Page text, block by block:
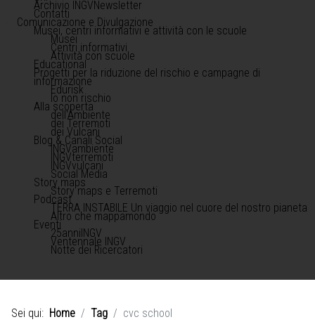
Archivio INGVNewsletter
Contatti
Comunicazione e Divulgazione
Musei, centri informativi e attività con le scuole
Musei
Centri informativi
Attività con scuole
Educational
Progetti per la riduzione del rischio e campagne di
informazione
Edurisk
Io non rischio
Alla scoperta
dell'Ambiente
dei Terremoti
dei Vulcani
Blog & Canali Social
INGVambiente
INGVterremoti
INGVvulcani
Social Media
Story maps
Story maps e Terremoti
Podcast
TERRA INSTABILE Un viaggio nel cuore del nostro pianeta
Altro che mappamondo
Eventi
25anniINGV
Ventennale INGV
Notte dei Ricercatori
Sei qui: Home Tag cvc school